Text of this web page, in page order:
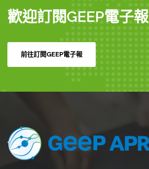
歡迎訂閱GEEP電子報
前往訂閱GEEP電子報